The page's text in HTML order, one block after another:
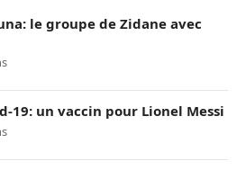
le groupe de Zidane avec
19: un vaccin pour Lionel Messi